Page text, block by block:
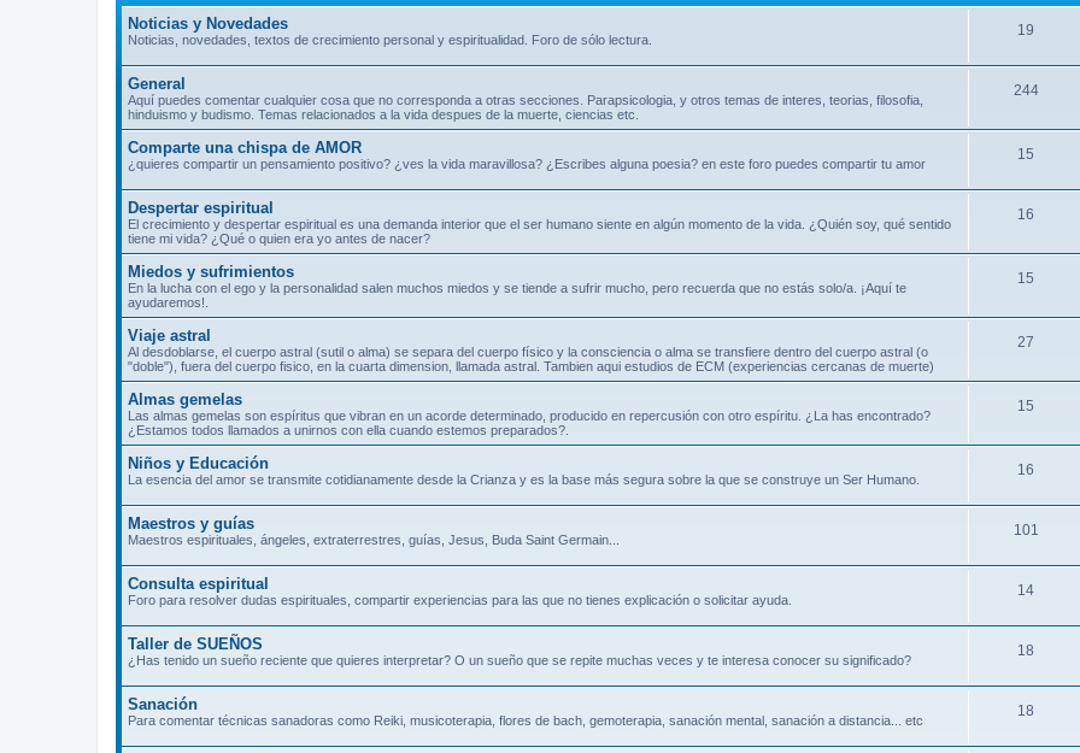
Noticias y Novedades
Noticias, novedades, textos de crecimiento personal y espiritualidad. Foro de sólo lectura.
19
General
Aquí puedes comentar cualquier cosa que no corresponda a otras secciones. Parapsicologia, y otros temas de interes, teorias, filosofia,
hinduismo y budismo. Temas relacionados a la vida despues de la muerte, ciencias etc.
244
Comparte una chispa de AMOR
¿quieres compartir un pensamiento positivo? ¿ves la vida maravillosa? ¿Escribes alguna poesia? en este foro puedes compartir tu amor
15
Despertar espiritual
El crecimiento y despertar espiritual es una demanda interior que el ser humano siente en algún momento de la vida. ¿Quién soy, qué sentido
tiene mi vida? ¿Qué o quien era yo antes de nacer?
16
Miedos y sufrimientos
En la lucha con el ego y la personalidad salen muchos miedos y se tiende a sufrir mucho, pero recuerda que no estás solo/a. ¡Aquí te
ayudaremos!.
15
Viaje astral
Al desdoblarse, el cuerpo astral (sutil o alma) se separa del cuerpo físico y la consciencia o alma se transfiere dentro del cuerpo astral (o
"doble"), fuera del cuerpo fisico, en la cuarta dimension, llamada astral. Tambien aqui estudios de ECM (experiencias cercanas de muerte)
27
Almas gemelas
Las almas gemelas son espíritus que vibran en un acorde determinado, producido en repercusión con otro espíritu. ¿La has encontrado?
¿Estamos todos llamados a unirnos con ella cuando estemos preparados?.
15
Niños y Educación
La esencia del amor se transmite cotidianamente desde la Crianza y es la base más segura sobre la que se construye un Ser Humano.
16
Maestros y guías
Maestros espirituales, ángeles, extraterrestres, guías, Jesus, Buda Saint Germain...
101
Consulta espiritual
Foro para resolver dudas espirituales, compartir experiencias para las que no tienes explicación o solicitar ayuda.
14
Taller de SUEÑOS
¿Has tenido un sueño reciente que quieres interpretar? O un sueño que se repite muchas veces y te interesa conocer su significado?
18
Sanación
Para comentar técnicas sanadoras como Reiki, musicoterapia, flores de bach, gemoterapia, sanación mental, sanación a distancia... etc
18